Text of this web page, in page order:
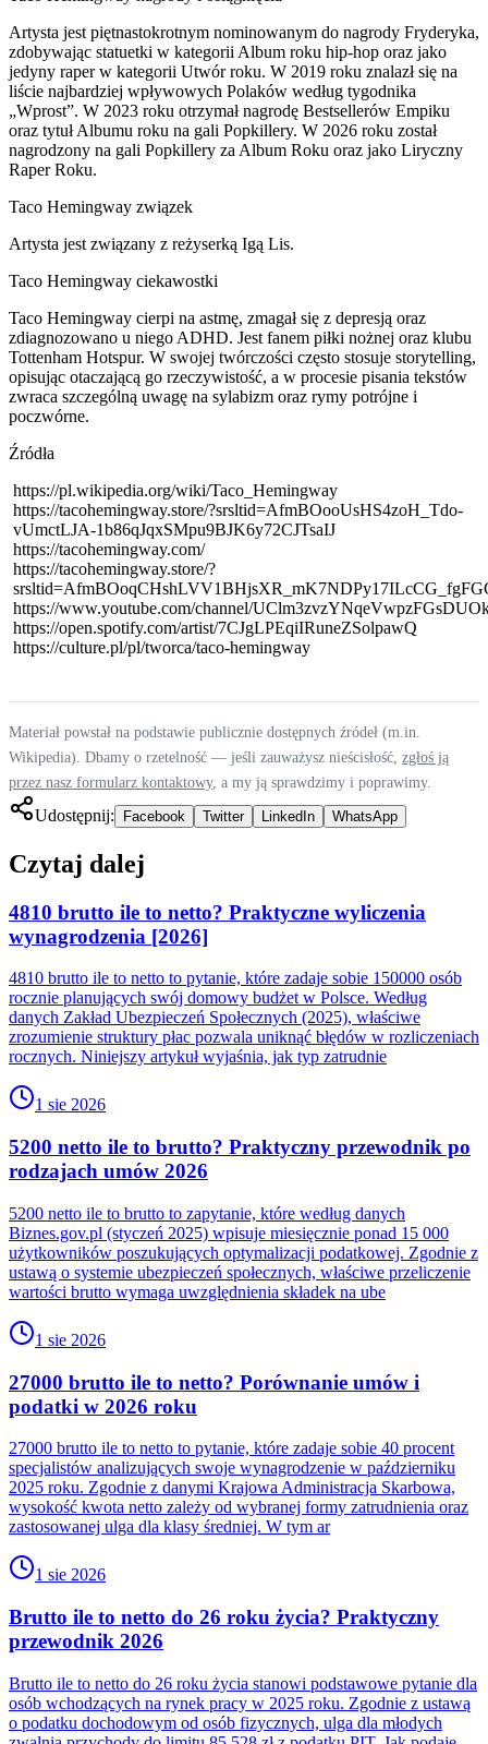
Artysta jest piętnastokrotnym nominowanym do nagrody Fryderyka,
zdobywając statuetki w kategorii Album roku hip-hop oraz jako
jedyny raper w kategorii Utwór roku. W 2019 roku znalazł się na
liście najbardziej wpływowych Polaków według tygodnika
„Wprost”. W 2023 roku otrzymał nagrodę Bestsellerów Empiku
oraz tytuł Albumu roku na gali Popkillery. W 2026 roku został
nagrodzony na gali Popkillery za Album Roku oraz jako Liryczny
Raper Roku.
Taco Hemingway związek
Artysta jest związany z reżyserką Igą Lis.
Taco Hemingway ciekawostki
Taco Hemingway cierpi na astmę, zmagał się z depresją oraz
zdiagnozowano u niego ADHD. Jest fanem piłki nożnej oraz klubu
Tottenham Hotspur. W swojej twórczości często stosuje storytelling,
opisując otaczającą go rzeczywistość, a w procesie pisania tekstów
zwraca szczególną uwagę na sylabizm oraz rymy potrójne i
poczwórne.
Źródła
https://pl.wikipedia.org/wiki/Taco_Hemingway
https://tacohemingway.store/?srsltid=AfmBOooUsHS4zoH_Tdo-
vUmctLJA-1b86qJqxSMpu9BJK6y72CJTsaIJ
https://tacohemingway.com/
https://tacohemingway.store/?
https://www.youtube.com/channel/
https://open.spotify.com/artist/7CJgLPEqiIRuneZSolpawQ
https://culture.pl/pl/tworca/taco-hemingway
Materiał powstał na podstawie publicznie dostępnych źródeł (m.in.
Wikipedia). Dbamy o rzetelność — jeśli zauważysz nieścisłość, zgłoś ją
przez nasz formularz kontaktowy, a my ją sprawdzimy i poprawimy.
Udostępnij: Facebook Twitter LinkedIn WhatsApp
Czytaj dalej
4810 brutto ile to netto? Praktyczne wyliczenia
wynagrodzenia [2026]
4810 brutto ile to netto to pytanie, które zadaje sobie 150000 osób
rocznie planujących swój domowy budżet w Polsce. Według
danych Zakład Ubezpieczeń Społecznych (2025), właściwe
zrozumienie struktury płac pozwala uniknąć błędów w rozliczeniach
rocznych. Niniejszy artykuł wyjaśnia, jak typ zatrudnie
1 sie 2026
5200 netto ile to brutto? Praktyczny przewodnik po
rodzajach umów 2026
5200 netto ile to brutto to zapytanie, które według danych
Biznes.gov.pl (styczeń 2025) wpisuje miesięcznie ponad 15 000
użytkowników poszukujących optymalizacji podatkowej. Zgodnie z
ustawą o systemie ubezpieczeń społecznych, właściwe przeliczenie
wartości brutto wymaga uwzględnienia składek na ube
1 sie 2026
27000 brutto ile to netto? Porównanie umów i
podatki w 2026 roku
27000 brutto ile to netto to pytanie, które zadaje sobie 40 procent
specjalistów analizujących swoje wynagrodzenie w październiku
2025 roku. Zgodnie z danymi Krajowa Administracja Skarbowa,
wysokość kwota netto zależy od wybranej formy zatrudnienia oraz
zastosowanej ulga dla klasy średniej. W tym ar
1 sie 2026
Brutto ile to netto do 26 roku życia? Praktyczny
przewodnik 2026
Brutto ile to netto do 26 roku życia stanowi podstawowe pytanie dla
osób wchodzących na rynek pracy w 2025 roku. Zgodnie z ustawą
o podatku dochodowym od osób fizycznych, ulga dla młodych